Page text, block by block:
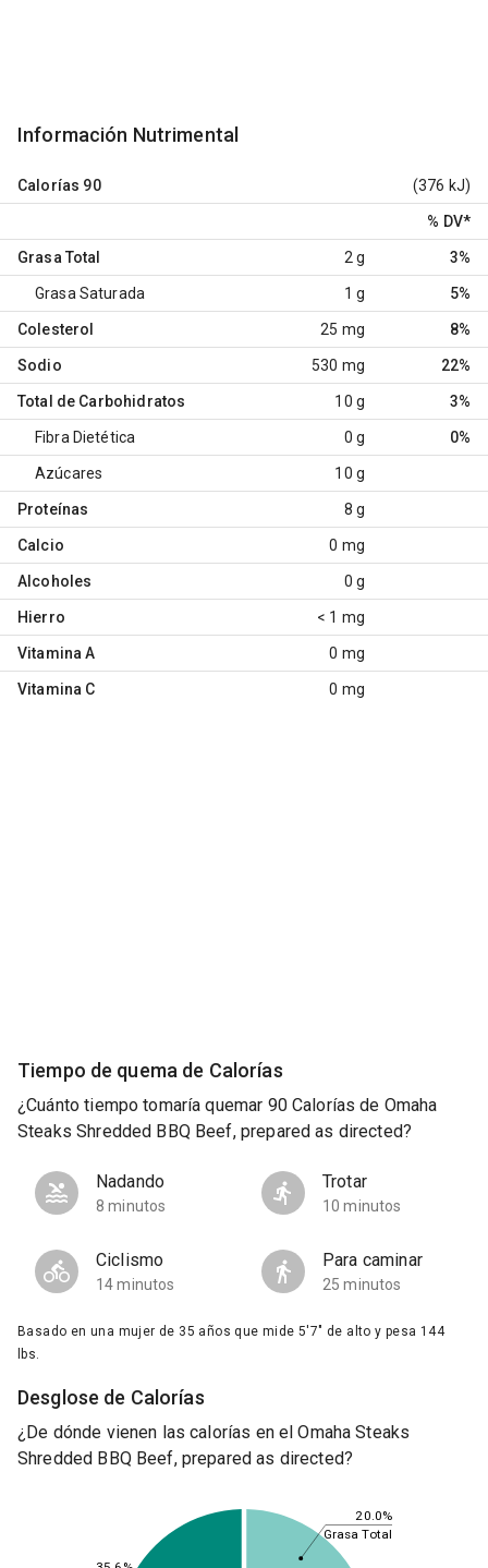
Información Nutrimental
Calorías 90 (376 kJ)
% DV*
Grasa Total 2 g 3%
Grasa Saturada 1 g 5%
Colesterol 25 mg 8%
Sodio 530 mg 22%
Total de Carbohidratos 10 g 3%
Fibra Dietética 0 g 0%
Azúcares 10 g
Proteínas 8 g
Calcio 0 mg
Alcoholes 0 g
Hierro < 1 mg
Vitamina A 0 mg
Vitamina C 0 mg
Tiempo de quema de Calorías
¿Cuánto tiempo tomaría quemar 90 Calorías de Omaha
Steaks Shredded BBQ Beef, prepared as directed?
Nadando
8 minutos
Trotar
10 minutos
Ciclismo
14 minutos
Para caminar
25 minutos
Basado en una mujer de 35 años que mide 5'7" de alto y pesa 144
lbs.
Desglose de Calorías
¿De dónde vienen las calorías en el Omaha Steaks
Shredded BBQ Beef, prepared as directed?
20.0%
Grasa Total